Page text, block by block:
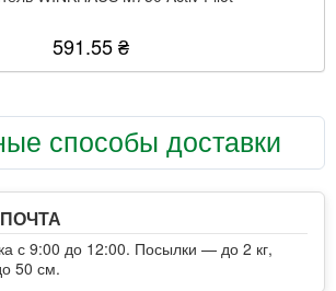
591.55 ₴
способы доставки
с 9:00 до 12:00. Посылки — до 2 кг,
50 см.